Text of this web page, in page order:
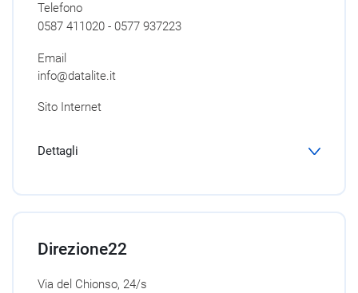
Telefono
0587 411020 - 0577 937223
Email
info@datalite.it
Sito Internet
Dettagli
Direzione22
Via del Chionso, 24/s